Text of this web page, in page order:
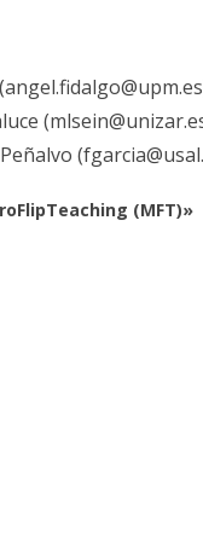
(MFT)»